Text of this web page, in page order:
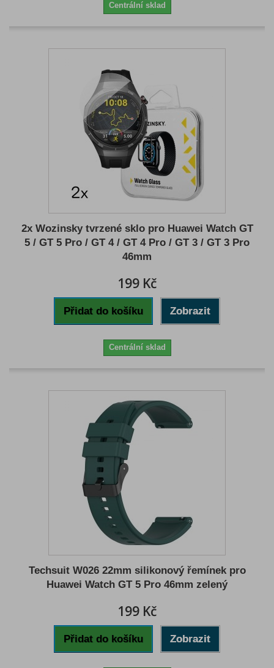
Centrální sklad
2x Wozinsky tvrzené sklo pro Huawei Watch GT
5 / GT 5 Pro / GT 4 / GT 4 Pro / GT 3 / GT 3 Pro
46mm
199 Kč
Přidat do košíku Zobrazit
Centrální sklad
Techsuit W026 22mm silikonový řemínek pro
Huawei Watch GT 5 Pro 46mm zelený
199 Kč
Přidat do košíku Zobrazit